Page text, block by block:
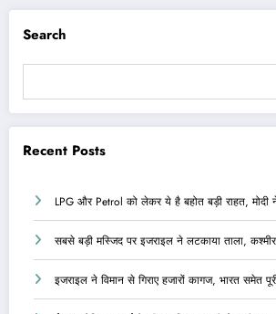
Search
Recent Posts
LPG और Petrol को लेकर ये है बहोत बड़ी राहत, मोदी
सबसे बड़ी मस्जिद पर इजराइल ने लटकाया ताला,
इजराइल ने विमान से गिराए हजारों कागज, भारत समेत